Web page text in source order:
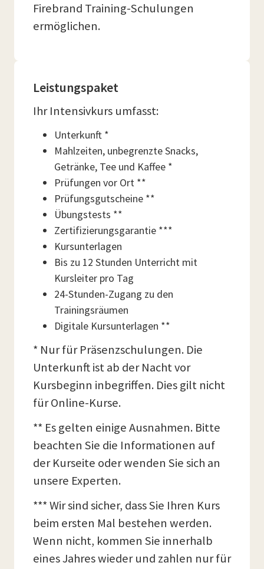
Firebrand Training-Schulungen
ermöglichen.
Leistungspaket
Ihr Intensivkurs umfasst:
Unterkunft *
Mahlzeiten, unbegrenzte Snacks,
Getränke, Tee und Kaffee *
Prüfungen vor Ort **
Prüfungsgutscheine **
Übungstests **
Zertifizierungsgarantie ***
Kursunterlagen
Bis zu 12 Stunden Unterricht mit
Kursleiter pro Tag
24-Stunden-Zugang zu den
Trainingsräumen
Digitale Kursunterlagen **
* Nur für Präsenzschulungen. Die
Unterkunft ist ab der Nacht vor
Kursbeginn inbegriffen. Dies gilt nicht
für Online-Kurse.
** Es gelten einige Ausnahmen. Bitte
beachten Sie die Informationen auf
der Kurseite oder wenden Sie sich an
unsere Experten.
*** Wir sind sicher, dass Sie Ihren Kurs
beim ersten Mal bestehen werden.
Wenn nicht, kommen Sie innerhalb
eines Jahres wieder und zahlen nur für